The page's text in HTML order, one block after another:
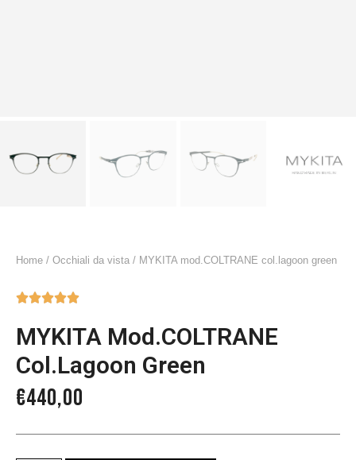
Home / Occhiali da vista / MYKITA mod.COLTRANE col.lagoon green

MYKITA Mod.COLTRANE
Col.lagoon Green
€440,00